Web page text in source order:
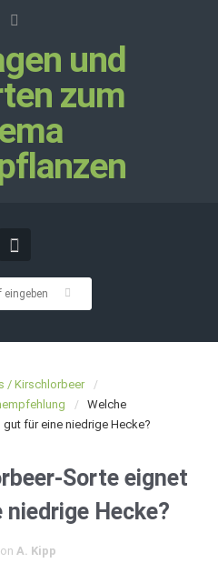
und
zum
/ Kirschlorbeer
Welche
für eine niedrige Hecke?
Sorte eignet
Hecke?
A. Kipp